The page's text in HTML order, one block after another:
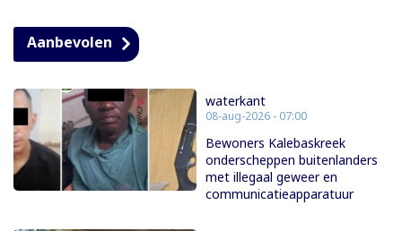
Aanbevolen
waterkant
08-aug-2026 - 07:00
Bewoners Kalebaskreek
onderscheppen buitenlanders
met illegaal geweer en
communicatieapparatuur